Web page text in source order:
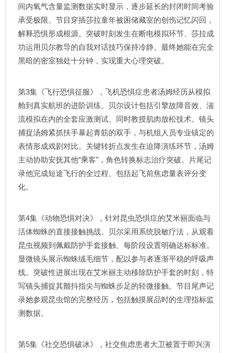
间内氧气含量监测数据实时显示，逐步延长的封闭时间考验
承受极限。节目穿插莎拉童年被困储藏室的创伤记忆闪回，
解释恐惧形成根源。突破时刻发生在断电模拟环节、莎拉成
功运用贝尔教导的自我对话技巧保持冷静。最终她能在完全
黑暗的密室独处十分钟，实现重大心理突破。
第3集《飞行恐惧征服》，飞机恐惧症患者汤姆经历从模拟
舱到真实航班的进阶训练。贝尔设计包括引擎故障音效、湍
流模拟在内的全套应激测试、同时教授肌肉放松技术。镜头
捕捉汤姆紧抓扶手暴起青筋的双手，与机组人员专业镇定的
表情形成戏剧对比。关键转折点发生在迫降演练环节，汤姆
主动协助安抚其他“乘客”，角色转换标志治疗突破。片尾记
录他完成短途飞行的全过程、包括起飞前焦虑量表评分变
化。
第4集《动物恐惧对决》，针对昆虫恐惧症的艾米丽面临与
活体蜘蛛的直接接触挑战。贝尔采用系统脱敏疗法，从观看
昆虫视频到佩戴防护手套接触、每阶段设置明确达标标准。
显微镜头展示蜘蛛绒毛细节，配以参与者逐渐平稳的呼吸声
线。突破性进展出现在艾米丽主动移除防护手套的时刻，特
写镜头捕捉其颤抖指尖与蜘蛛步足的轻微接触。节目尾声记
录她参观昆虫馆的完整经历，包括触摸展品时的生理指标监
测数据。
第5集《社交恐惧破冰》，社交焦虑患者大卫被置于即兴演